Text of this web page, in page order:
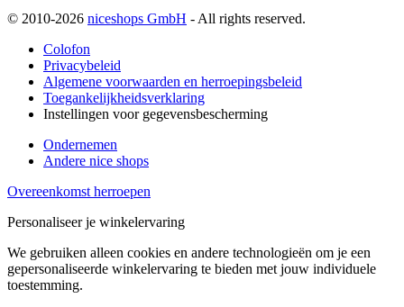
© 2010-2026 niceshops GmbH - All rights reserved.
Colofon
Privacybeleid
Algemene voorwaarden en herroepingsbeleid
Toegankelijkheidsverklaring
Instellingen voor gegevensbescherming
Ondernemen
Andere nice shops
Overeenkomst herroepen
Personaliseer je winkelervaring
We gebruiken alleen cookies en andere technologieën om je een
gepersonaliseerde winkelervaring te bieden met jouw individuele
toestemming.